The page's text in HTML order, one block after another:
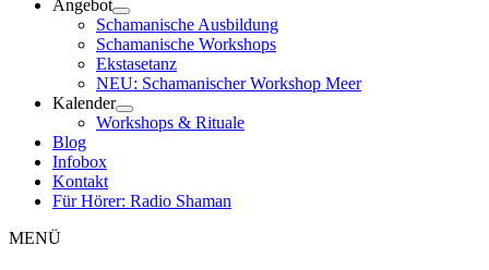
Angebot
Schamanische Ausbildung
Schamanische Workshops
Ekstasetanz
NEU: Schamanischer Workshop Meer
Kalender
Workshops & Rituale
Blog
Infobox
Kontakt
Für Hörer: Radio Shaman
MENÜ